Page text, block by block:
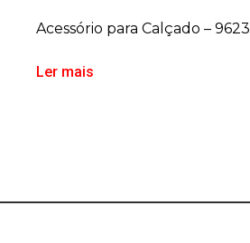
Acessório para Calçado – 9623
Ler mais